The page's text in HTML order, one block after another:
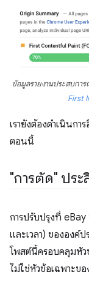
ข้อมูลรายงานประสบกา
First
เรายังต้องดำเนินก
ตอนนี้
"การตัด" ปร
การปรับปรุงที่ eBay
และเวลา) ขององค์
โพสต์นี้ครอบคลุมหั
ไม่ใช่หัวข้อเฉพาะข